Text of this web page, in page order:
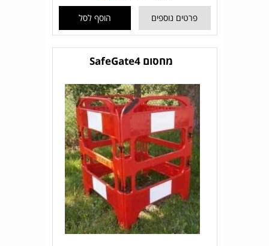
פרטים נוספים הוסף לסל
מחסום SafeGate4